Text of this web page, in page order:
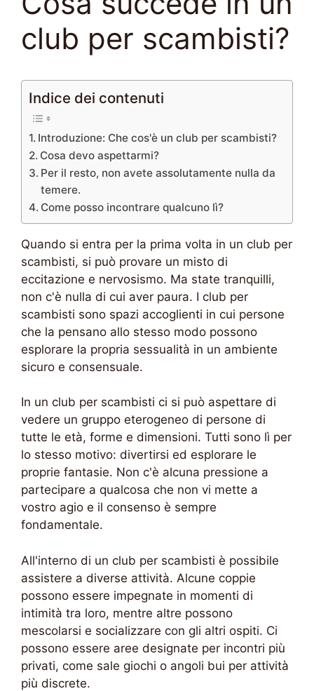
club per scambisti?
Indice dei contenuti
Introduzione: Che cos'è un club per scambisti?
Cosa devo aspettarmi?
Per il resto, non avete assolutamente nulla da
temere.
Come posso incontrare qualcuno lì?
Quando si entra per la prima volta in un club per
scambisti, si può provare un misto di
eccitazione e nervosismo. Ma state tranquilli,
non c'è nulla di cui aver paura. I club per
scambisti sono spazi accoglienti in cui persone
che la pensano allo stesso modo possono
esplorare la propria sessualità in un ambiente
sicuro e consensuale.
In un club per scambisti ci si può aspettare di
vedere un gruppo eterogeneo di persone di
tutte le età, forme e dimensioni. Tutti sono lì per
lo stesso motivo: divertirsi ed esplorare le
proprie fantasie. Non c'è alcuna pressione a
partecipare a qualcosa che non vi mette a
vostro agio e il consenso è sempre
fondamentale.
All'interno di un club per scambisti è possibile
assistere a diverse attività. Alcune coppie
possono essere impegnate in momenti di
intimità tra loro, mentre altre possono
mescolarsi e socializzare con gli altri ospiti. Ci
possono essere aree designate per incontri più
privati, come sale giochi o angoli bui per attività
più discrete.